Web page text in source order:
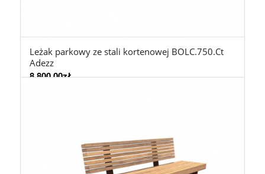
Leżak parkowy ze stali kortenowej BOLC.750.Ct
Adezz
8.800,00zł